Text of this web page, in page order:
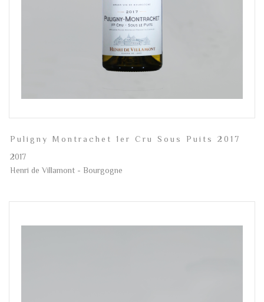
Puligny Montrachet 1er Cru Sous Puits 2017
2017
Henri de Villamont - Bourgogne